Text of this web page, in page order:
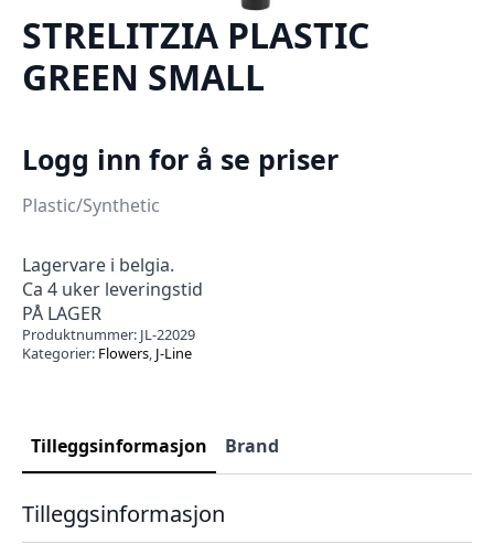
STRELITZIA PLASTIC
GREEN SMALL
Logg inn for å se priser
Plastic/Synthetic
Lagervare i belgia.
Ca 4 uker leveringstid
PÅ LAGER
Produktnummer: JL-22029
Kategorier: Flowers, J-Line
Tilleggsinformasjon Brand
Tilleggsinformasjon